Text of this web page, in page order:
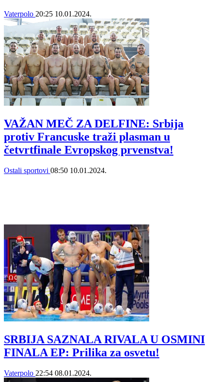
Vaterpolo 20:25 10.01.2024.
VAŽAN MEČ ZA DELFINE: Srbija
protiv Francuske traži plasman u
četvrtfinale Evropskog prvenstva!
Ostali sportovi 08:50 10.01.2024.
SRBIJA SAZNALA RIVALA U OSMINI
FINALA EP: Prilika za osvetu!
Vaterpolo 22:54 08.01.2024.